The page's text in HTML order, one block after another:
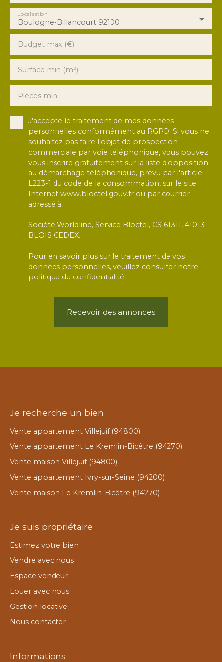
;terrasse privative de 12 m² ;appartement
lumineux et bien agencé ;cuisine indépendante
aménagée ;WC séparés ;double vitrage ;chauffage
collectif ;cave de 3 m² ;libre immédiatement
;proximité des commerces et transports. Un bien
rare sur le secteur, prêt à vivre et à découvrir sans
tarder. Contactez dès maintenant À TOI TON TOIT
IMMOBILIER pour organiser une visite.
Boulogne-Billancourt 92100
Localisation
Budget max (€)
Surface min (m²)
Pièces min
J'accepte le traitement de mes données
personnelles conformément au RGPD. Si vous ne
souhaitez pas faire l'objet de prospection
commerciale par voie téléphonique, vous pouvez
vous inscrire gratuitement sur la liste d'opposition
au démarchage téléphonique, prévu par l'article
L223-1 du code de la consommation, sur le site
Internet www.bloctel.gouv.fr ou par courrier
adressé à :
Société Worldline, Service Bloctel, CS 61311, 41013
BLOIS CEDEX.
Pour en savoir plus sur le traitement de vos
données personnelles, veuillez consulter notre
politique de confidentialité.
Recevoir des annonces
Je recherche un bien
Vente appartement Villejuif (94800)
Vente appartement Le Kremlin-Bicêtre (94270)
Vente maison Villejuif (94800)
Vente appartement Ivry-sur-Seine (94200)
Vente maison Le Kremlin-Bicêtre (94270)
Je suis propriétaire
Estimez votre bien
Vendre avec nous
Espace vendeur
Louer avec nous
Gestion locative
Nous contacter
Informations